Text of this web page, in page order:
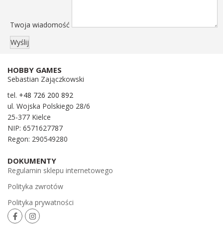
Twoja wiadomość
HOBBY GAMES
Sebastian Zajączkowski
tel. +48 726 200 892
ul. Wojska Polskiego 28/6
25-377 Kielce
NIP: 6571627787
Regon: 290549280
DOKUMENTY
Regulamin sklepu internetowego
Polityka zwrotów
Polityka prywatności